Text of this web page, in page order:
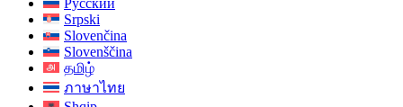
Русский
Srpski
Slovenčina
Slovenščina
தமிழ்
ภาษาไทย